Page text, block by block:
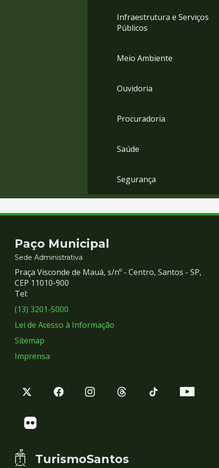
Infraestrutura e Serviços
Públicos
Meio Ambiente
Ouvidoria
Procuradoria
Saúde
Segurança
Contato
e
Redes
Sociais
Paço Municipal
Sede Administrativa
Praça Visconde de Mauá, s/nº - Centro, Santos - SP,
CEP 11010-900
Tel:
(13) 3201-5000
Lei de Acesso à Informação
Sitemap
Imprensa
TurismoSantos